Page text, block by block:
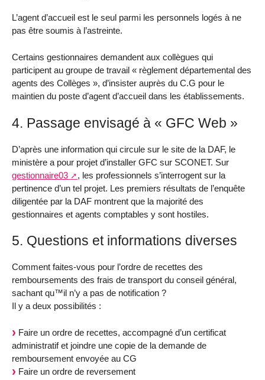
L’agent d’accueil est le seul parmi les personnels logés à ne
pas être soumis à l’astreinte.
Certains gestionnaires demandent aux collègues qui
participent au groupe de travail « règlement départemental des
agents des Collèges », d’insister auprès du C.G pour le
maintien du poste d’agent d’accueil dans les établissements.
4. Passage envisagé à « GFC Web »
D’après une information qui circule sur le site de la DAF, le
ministère a pour projet d’installer GFC sur SCONET. Sur
gestionnaire03
, les professionnels s’interrogent sur la
pertinence d’un tel projet. Les premiers résultats de l’enquête
diligentée par la DAF montrent que la majorité des
gestionnaires et agents comptables y sont hostiles.
5. Questions et informations diverses
Comment faites-vous pour l’ordre de recettes des
remboursements des frais de transport du conseil général,
sachant qu™il n’y a pas de notification ?
Il y a deux possibilités :
Faire un ordre de recettes, accompagné d’un certificat
administratif et joindre une copie de la demande de
remboursement envoyée au CG
Faire un ordre de reversement